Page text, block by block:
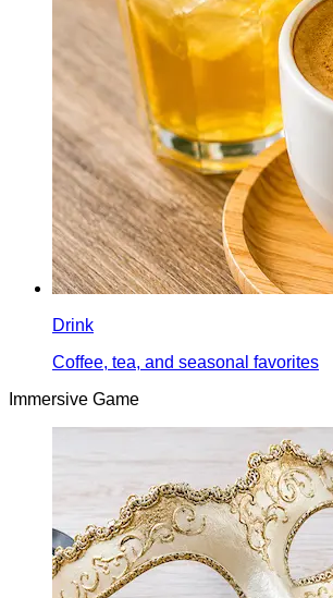
Drink
Coffee, tea, and seasonal favorites
Immersive Game